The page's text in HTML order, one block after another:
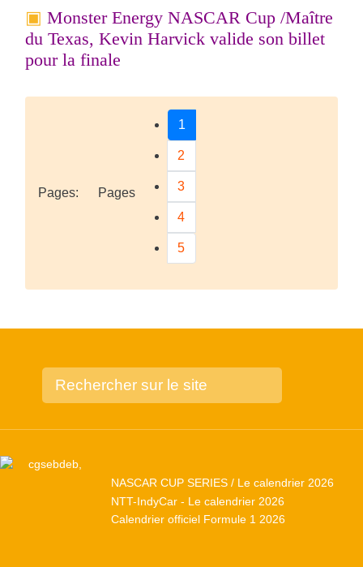
Monster Energy NASCAR Cup /Maître
du Texas, Kevin Harvick valide son billet
pour la finale
Pages: Pages
1
2
3
4
5
NASCAR CUP SERIES / Le calendrier 2026
NTT-IndyCar - Le calendrier 2026
Calendrier officiel Formule 1 2026